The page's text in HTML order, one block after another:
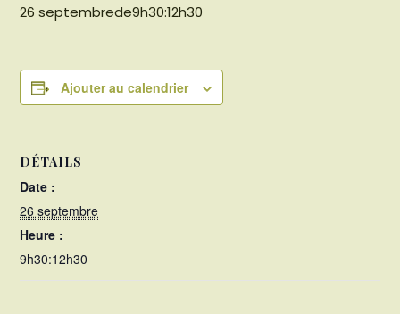
26 septembrede9h30:12h30
Ajouter au calendrier
DÉTAILS
Date :
26 septembre
Heure :
9h30:12h30